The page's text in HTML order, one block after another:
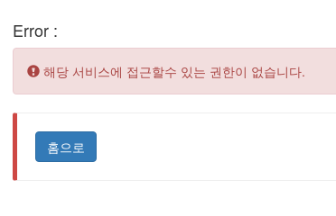
Error :
Error:
해당 서비스에 접근할수 있는 권한이 없습니다.
홈으로